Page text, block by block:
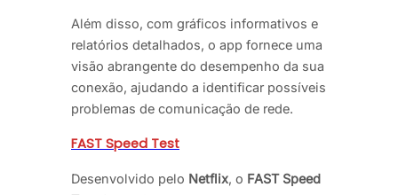
Além disso, com gráficos informativos e
relatórios detalhados, o app fornece uma
visão abrangente do desempenho da sua
conexão, ajudando a identificar possíveis
problemas de comunicação de rede.
FAST Speed Test
Desenvolvido pelo Netflix, o FAST Speed